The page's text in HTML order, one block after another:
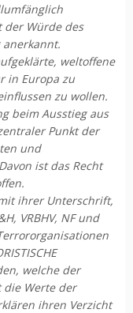
der Würde des
weltoffene
in Europa zu
zu wollen.
beim Ausstieg aus
Punkt der
und
ist das Recht
ihrer Unterschrift,
VRBHV, NF und
welche der
die Werte der
ihren Verzicht